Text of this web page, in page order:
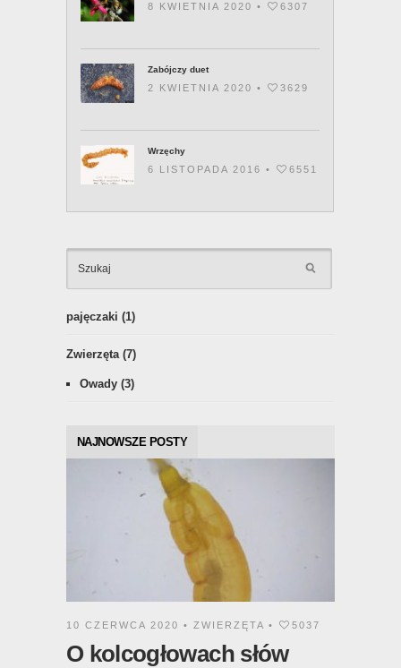
8 KWIETNIA 2020 • 6307
Zabójczy duet
2 KWIETNIA 2020 • 3629
Wrzęchy
6 LISTOPADA 2016 • 6551
pajęczaki (1)
Zwierzęta(7)
Owady (3)
NAJNOWSZE POSTY
10 CZERWCA 2020 • ZWIERZĘTA • 5037
O kolcogłowach słów